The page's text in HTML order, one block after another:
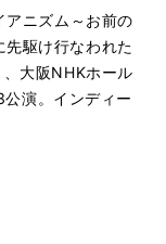
ニズム～お前の
駆け行なわれた
大阪NHKホール
演。インディー